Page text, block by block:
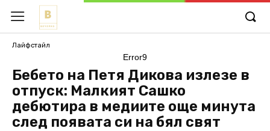
Лайфстайл
Error9
Бебето на Петя Дикова излезе в
отпуск: Малкият Сашко
дебютира в медиите още минута
след появата си на бял свят